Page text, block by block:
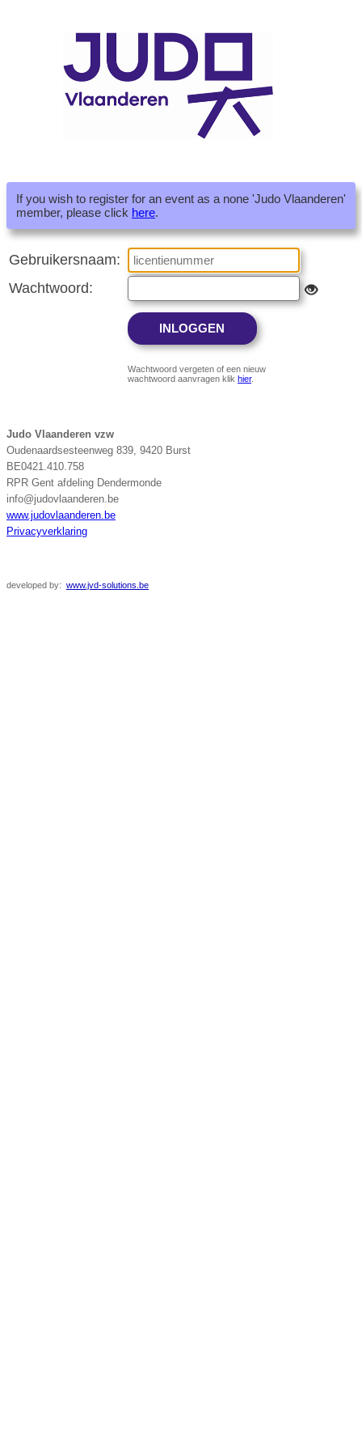
If you wish to register for an event as a none 'Judo Vlaanderen'
member, please click here.
Gebruikersnaam:
Wachtwoord:
Wachtwoord vergeten of een nieuw
wachtwoord aanvragen klik hier.
Judo Vlaanderen vzw
Oudenaardsesteenweg 839, 9420 Burst
BE0421.410.758
RPR Gent afdeling Dendermonde
info@judovlaanderen.be
www.judovlaanderen.be
Privacyverklaring
developed by: www.jvd-solutions.be